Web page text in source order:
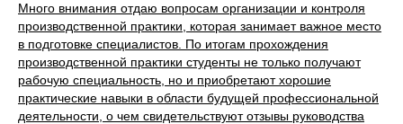
Много внимания отдаю вопросам организации и контроля
производственной практики, которая занимает важное место
в подготовке специалистов. По итогам прохождения
производственной практики студенты не только получают
рабочую специальность, но и приобретают хорошие
практические навыки в области будущей профессиональной
деятельности, о чем свидетельствуют отзывы руководства